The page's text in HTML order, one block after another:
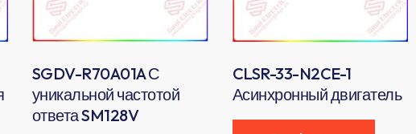
SGDV-R70A01A С
уникальной частотой
ответа SM128V
CLSR-33-N2CE-1
Асинхронный двигатель